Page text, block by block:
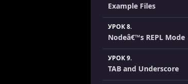
Example Files
УРОК 8.
Nodeâ€™s REPL Mode
УРОК 9.
TAB and Underscore